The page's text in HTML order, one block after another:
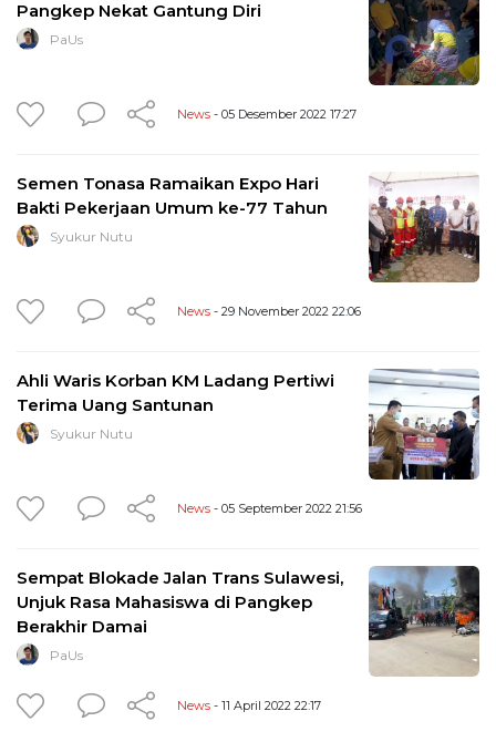
Pangkep Nekat Gantung Diri
PaUs
News - 05 Desember 2022 17:27
Semen Tonasa Ramaikan Expo Hari
Bakti Pekerjaan Umum ke-77 Tahun
Syukur Nutu
News - 29 November 2022 22:06
Ahli Waris Korban KM Ladang Pertiwi
Terima Uang Santunan
Syukur Nutu
News - 05 September 2022 21:56
Sempat Blokade Jalan Trans Sulawesi,
Unjuk Rasa Mahasiswa di Pangkep
Berakhir Damai
PaUs
News - 11 April 2022 22:17